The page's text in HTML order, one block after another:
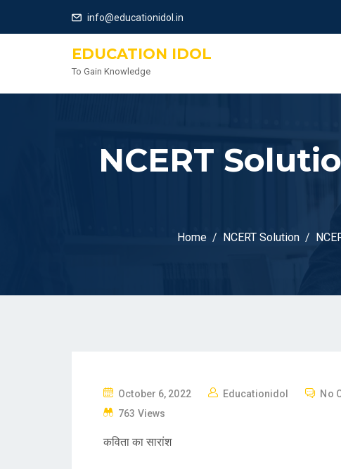
info@educationidol.in
EDUCATION IDOL
To Gain Knowledge
NCERT
Home NCERT Solution
P
O
T
October 6, 2022 Educationidol No
763 Views
कविता का सारांश